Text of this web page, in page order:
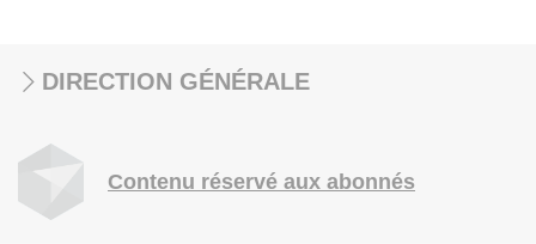
DIRECTION GÉNÉRALE
Contenu réservé aux abonnés